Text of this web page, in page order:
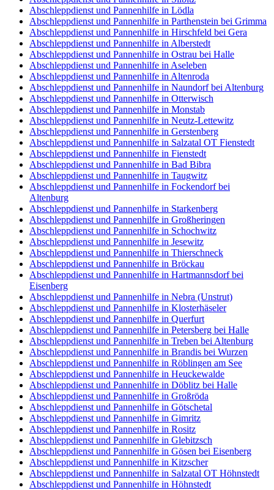
Abschleppdienst und Pannenhilfe in Lödla
Abschleppdienst und Pannenhilfe in Parthenstein bei Grimma
Abschleppdienst und Pannenhilfe in Hirschfeld bei Gera
Abschleppdienst und Pannenhilfe in Alberstedt
Abschleppdienst und Pannenhilfe in Ostrau bei Halle
Abschleppdienst und Pannenhilfe in Aseleben
Abschleppdienst und Pannenhilfe in Altenroda
Abschleppdienst und Pannenhilfe in Naundorf bei Altenburg
Abschleppdienst und Pannenhilfe in Otterwisch
Abschleppdienst und Pannenhilfe in Monstab
Abschleppdienst und Pannenhilfe in Neutz-Lettewitz
Abschleppdienst und Pannenhilfe in Gerstenberg
Abschleppdienst und Pannenhilfe in Salzatal OT Fienstedt
Abschleppdienst und Pannenhilfe in Fienstedt
Abschleppdienst und Pannenhilfe in Bad Bibra
Abschleppdienst und Pannenhilfe in Taugwitz
Abschleppdienst und Pannenhilfe in Fockendorf bei
Altenburg
Abschleppdienst und Pannenhilfe in Starkenberg
Abschleppdienst und Pannenhilfe in Großheringen
Abschleppdienst und Pannenhilfe in Schochwitz
Abschleppdienst und Pannenhilfe in Jesewitz
Abschleppdienst und Pannenhilfe in Thierschneck
Abschleppdienst und Pannenhilfe in Bröckau
Abschleppdienst und Pannenhilfe in Hartmannsdorf bei
Eisenberg
Abschleppdienst und Pannenhilfe in Nebra (Unstrut)
Abschleppdienst und Pannenhilfe in Klosterhäseler
Abschleppdienst und Pannenhilfe in Querfurt
Abschleppdienst und Pannenhilfe in Petersberg bei Halle
Abschleppdienst und Pannenhilfe in Treben bei Altenburg
Abschleppdienst und Pannenhilfe in Brandis bei Wurzen
Abschleppdienst und Pannenhilfe in Röblingen am See
Abschleppdienst und Pannenhilfe in Heuckewalde
Abschleppdienst und Pannenhilfe in Döblitz bei Halle
Abschleppdienst und Pannenhilfe in Großröda
Abschleppdienst und Pannenhilfe in Götschetal
Abschleppdienst und Pannenhilfe in Gimritz
Abschleppdienst und Pannenhilfe in Rositz
Abschleppdienst und Pannenhilfe in Glebitzsch
Abschleppdienst und Pannenhilfe in Gösen bei Eisenberg
Abschleppdienst und Pannenhilfe in Kitzscher
Abschleppdienst und Pannenhilfe in Salzatal OT Höhnstedt
Abschleppdienst und Pannenhilfe in Höhnstedt